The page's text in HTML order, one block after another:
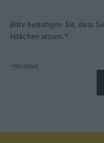
Bitte bestätigen Sie, dass
Häkchen setzen.*
*Pflichtfeld